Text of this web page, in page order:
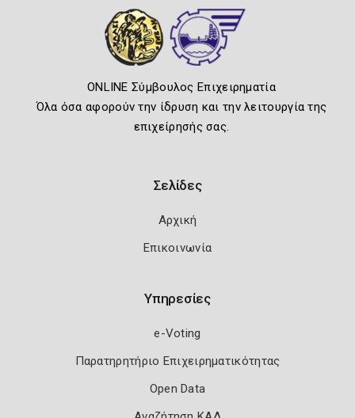
ONLINE Σύμβουλος Επιχειρηματία
Όλα όσα αφορούν την ίδρυση και την λειτουργία της
επιχείρησής σας.
Σελίδες
Αρχική
Επικοινωνία
Υπηρεσίες
e-Voting
Παρατηρητήριο Επιχειρηματικότητας
Open Data